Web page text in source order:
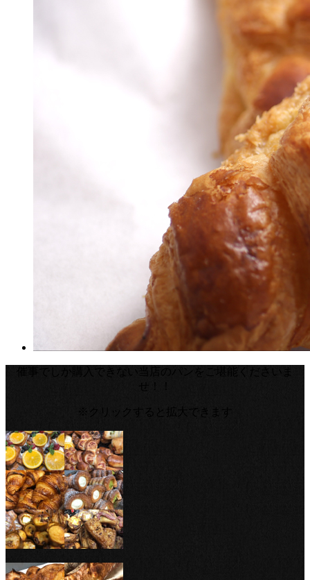
催事でしか購入できない当店のパンをご堪能くださいま
※クリックすると拡大できます